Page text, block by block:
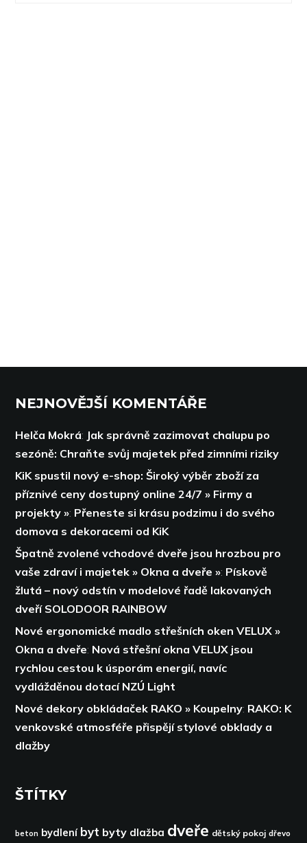
NEJNOVĚJŠÍ KOMENTÁŘE
Helča Mokrá: Jak správně zazimovat chalupu po
sezóně: Chraňte svůj majetek před zimními riziky
KiK spustil nový e-shop: Široký výběr zboží za
příznivé ceny dostupný online 24/7 » Firmy a
projekty »: Přeneste si krásu podzimu i do svého
domova s dekoracemi od KiK
Špatně zvolené vchodové dveře jsou hrozbou pro
vaše zdraví i majetek » Okna a dveře »: Pískově
žlutá – nový odstín v modelové řadě lakovaných
dveří SOLODOOR RAINBOW
Nové ergonomické madlo střešních oken VELUX »
Okna a dveře: Nová střešní okna VELUX jsou
rychlou cestou k úsporám energií, navíc
vydlážděnou dotací NZÚ Light
Nové dekory obkládaček RAKO » Koupelny: RAKO: K
venkovské atmosféře přispějí stylové obklady a
dlažby
ŠTÍTKY
beton bydlení byt byty dlažba dveře dětský pokoj dřevo